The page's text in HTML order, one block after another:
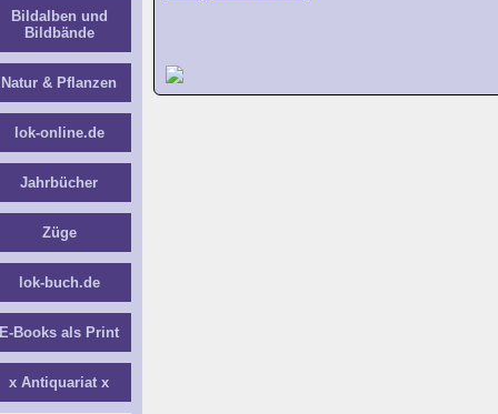
Bildalben und
Bildbände
Natur & Pflanzen
lok-online.de
Jahrbücher
Züge
lok-buch.de
E-Books als Print
x Antiquariat x